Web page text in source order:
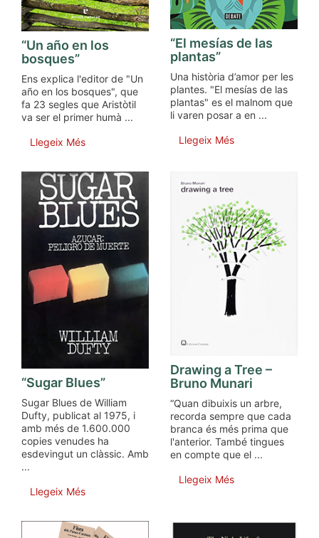
“Un año en los
bosques”
Ens explica l'editor de "Un
año en los bosques", que
fa 23 segles que Aristòtil
va ser el primer humà ...
Llegeix Més
“El mesías de las
plantas”
Una història d’amor per les
plantes. "El mesías de las
plantas" es el malnom que
li varen posar a en ...
Llegeix Més
“Sugar Blues”
Sugar Blues de William
Dufty, publicat al 1975, i
amb més de 1.600.000
copies venudes ha
esdevingut un clàssic. Amb
...
Llegeix Més
Drawing a Tree –
Bruno Munari
“Quan dibuixis un arbre,
recorda sempre que cada
branca és més prima que
l'anterior. També tingues
en compte que el ...
Llegeix Més